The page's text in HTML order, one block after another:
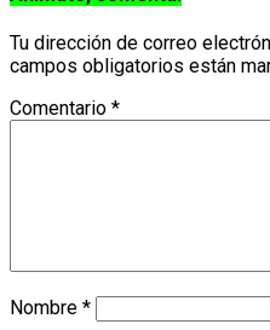
Tu dirección de correo
campos obligatorios están
Comentario *
Nombre *